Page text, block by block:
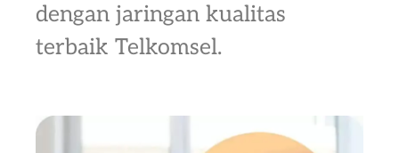
dengan jaringan kualitas
terbaik Telkomsel.